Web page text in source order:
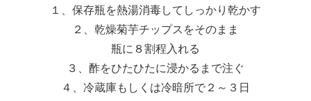
１、保存瓶を熱湯消毒してしっかり乾かす
２、乾燥菊芋チップスをそのまま
瓶に８割程入れる
３、酢をひたひたに浸かるまで注ぐ
４、冷蔵庫もしくは冷暗所で２～３日